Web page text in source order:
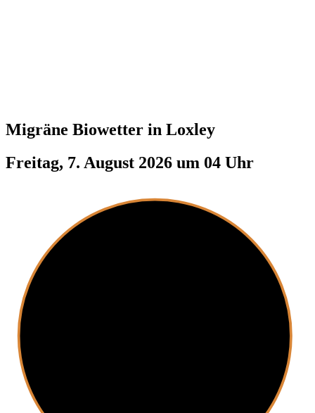
Migräne Biowetter in Loxley
Freitag, 7. August 2026 um 04 Uhr